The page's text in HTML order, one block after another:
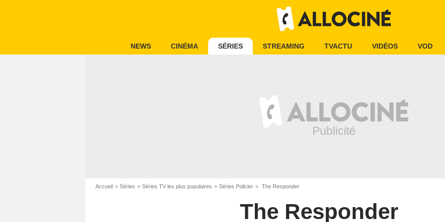
NEWS CINÉMA SÉRIES STREAMING TVACTU VIDÉOS VOD
Accueil Séries Séries TV les plus populaires Séries Policier The Responder
The Responder